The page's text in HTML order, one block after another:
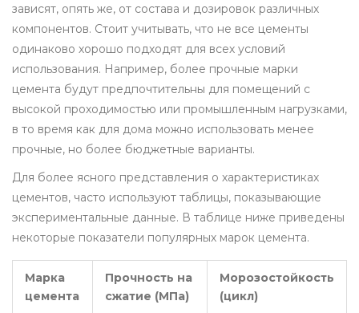
зависят, опять же, от состава и дозировок различных
компонентов. Стоит учитывать, что не все цементы
одинаково хорошо подходят для всех условий
использования. Например, более прочные марки
цемента будут предпочтительны для помещений с
высокой проходимостью или промышленным нагрузками,
в то время как для дома можно использовать менее
прочные, но более бюджетные варианты.
Для более ясного представления о характеристиках
цементов, часто используют таблицы, показывающие
экспериментальные данные. В таблице ниже приведены
некоторые показатели популярных марок цемента.
Марка
цемента
Прочность на
сжатие (МПа)
Морозостойкость
(цикл)